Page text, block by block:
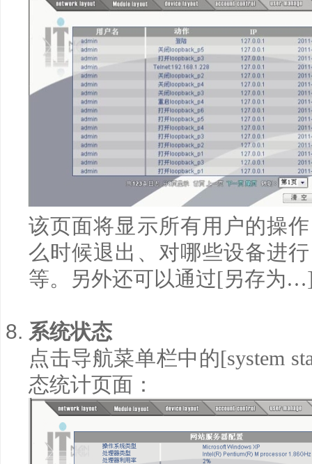
该页面将显示所有用户的操
么时候退出、对哪些设备进
等。另外还可以通过[另存为…
系统状态
点击导航菜单栏中的[system
态统计页面：